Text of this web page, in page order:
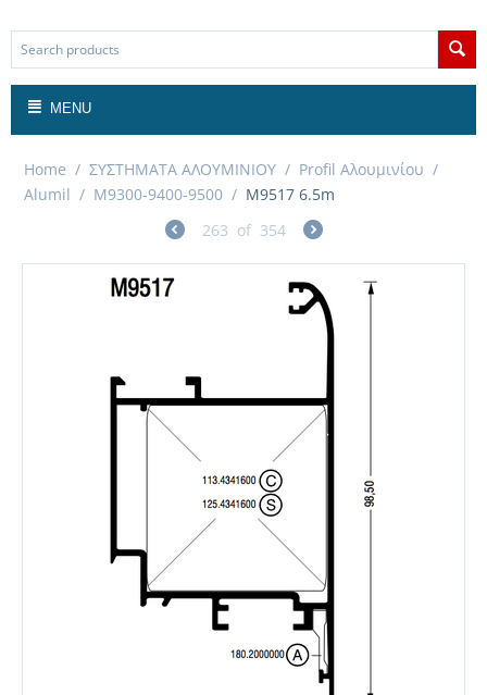
MENU
Home / ΣΥΣΤΗΜΑΤΑ ΑΛΟΥΜΙΝΙΟΥ / Profil Αλουμινίου /
Alumil / M9300-9400-9500 / M9517 6.5m
263 of 354